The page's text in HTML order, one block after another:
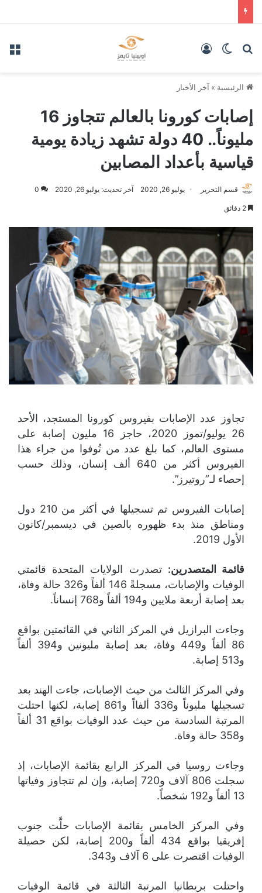
بحث عنالوضع المظلم
الرئيسية » آخر الأخبار
إصابات كورونا بالعالم تتجاوز 16
مليوناً.. 40 دولة تشهد زيادة يومية
قياسية بأعداد المصابين
قسم التحرير يوليو 26, 2020 آخر تحديث: يوليو 26, 2020 0
تجاوز عدد الإصابات بفيروس كورونا المستجد، الأحد
26 يوليو/تموز 2020، حاجز 16 مليون إصابة على
مستوى العالم، كما بلغ عدد من تُوفوا من جراء هذا
الفيروس أكثر من 640 ألف إنسان، وذلك حسب
إحصاء لـ”روتيرز”.
إصابات الفيروس تم تسجيلها في أكثر من 210 دول
ومناطق منذ بدء ظهوره بالصين في ديسمبر/كانون
الأول 2019.
قائمة المتصدرين: تصدرت الولايات المتحدة قائمتي
الوفيات والإصابات، مسجلةً 146 ألفاً و326 حالة وفاة،
بعد إصابة أربعة ملايين و194 ألفاً و768 إنساناً.
وجاءت البرازيل في المركز الثاني في القائمتين بواقع
86 ألفاً و449 وفاة، بعد إصابة مليونين و394 ألفاً
و513 إصابة.
وفي المركز الثالث من حيث الإصابات، جاءت الهند بعد
تسجيلها مليوناً و336 ألفااً و861 إصابة، لكنها احتلت
المرتبة السادسة من حيث عدد الوفيات بواقع 31 ألفاً
و358 حالة وفاة.
وجاءت روسيا في المركز الرابع بقائمة الإصابات، إذ
سجلت 806 آلاف و720 إصابة، وإن لم تتجاوز وفياتها
13 ألفاً و192 شخصاً.
وفي المركز الخامس بقائمة الإصابات حلَّت جنوب
إفريقيا بواقع 434 ألفاً و200 إصابة، لكن حصيلة
الوفيات اقتصرت على 6 آلاف و343.
واحتلت بريطانيا المرتبة الثالثة في قائمة الوفيات